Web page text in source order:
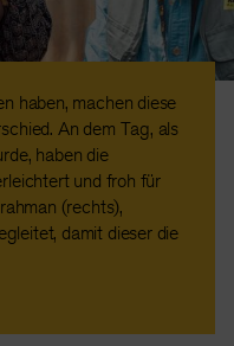
haben, machen diese
An dem Tag, als
haben die
und froh für
(rechts),
damit dieser die